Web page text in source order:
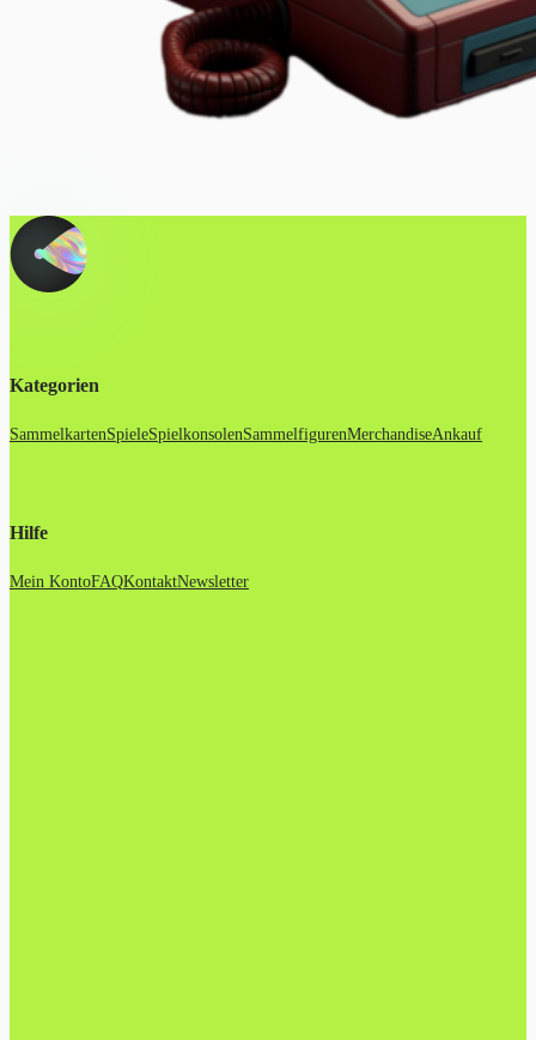
Kategorien
SammelkartenSpieleSpielkonsolenSammelfigurenMerchandiseAnkauf
Hilfe
Mein KontoFAQKontaktNewsletter